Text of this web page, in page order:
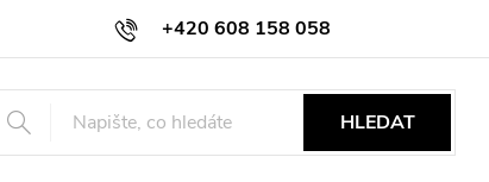
+420 608 158 058
Osvědčení EKO-KOM
HLEDAT